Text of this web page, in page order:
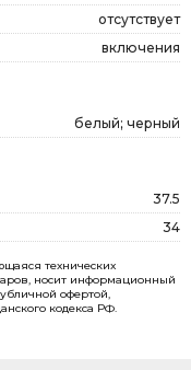
отсутствует
включения
белый; черный
37.5
34
технических
носит информационный
офертой,
кодекса РФ.